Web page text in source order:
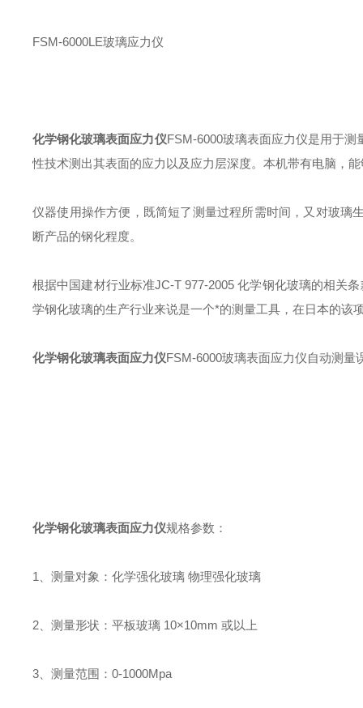
FSM-6000LE玻璃应力仪
化学钢化玻璃表面应力仪FSM-6000玻璃表面应力仪是用于
性技术测出其表面的应力以及应力层深度。本机带有电脑，
仪器使用操作方便，既简短了测量过程所需时间，又对玻璃
断产品的钢化程度。
根据中国建材行业标准JC-T 977-2005 化学钢化玻璃的相关
学钢化玻璃的生产行业来说是一个*的测量工具，在日本的该
化学钢化玻璃表面应力仪FSM-6000玻璃表面应力仪自动测
化学钢化玻璃表面应力仪规格参数：
1、测量对象：化学强化玻璃 物理强化玻璃
2、测量形状：平板玻璃 10×10mm 或以上
3、测量范围：0-1000Mpa